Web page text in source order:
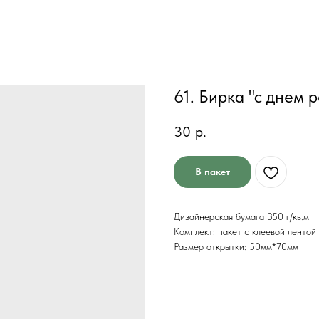
61. Бирка "с днем
30 р.
В пакет
Дизайнерская бумага 350 г/кв.м
Комплект: пакет с клеевой
Размер открытки: 50мм*70мм